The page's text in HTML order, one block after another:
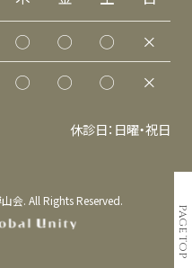
◯ ◯ ◯
×
◯ ◯ ◯ ×
休診日：日曜・祝日
会. All Rights Reserved.
PAGE TOP